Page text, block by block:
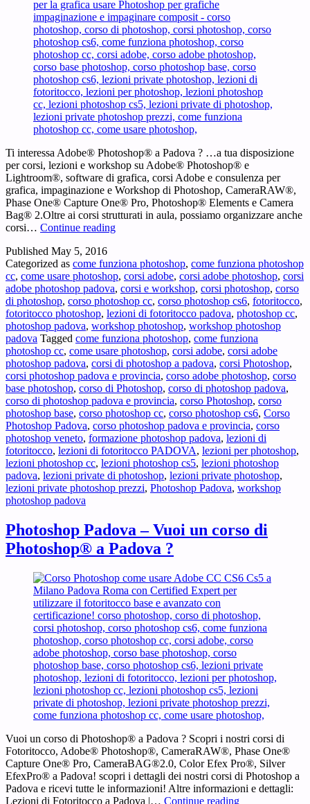
Ti interessa Adobe® Photoshop® a Padova ? …a tua disposizione
per corsi, lezioni e workshop su Adobe® Photoshop® e
Lightroom®, software di grafica, corsi Adobe e consulenza per
grafica, impaginazione e Workshop di Photoshop, CameraRAW®,
Phase One® Capture One® Pro, Photoshop® Elements e Camera
Bag® 2.Oltre ai corsi strutturati in aula, possiamo organizzare anche
corsi… Continue readingAdobe
–
Ti
interessa
Adobe®
Photoshop®
a
Padova
?
Published May 5, 2016
Categorized as come funziona photoshop, come funziona photoshop
cc, come usare photoshop, corsi adobe, corsi adobe photoshop, corsi
adobe photoshop padova, corsi e workshop, corsi photoshop, corso
di photoshop, corso photoshop cc, corso photoshop cs6, fotoritocco,
fotoritocco photoshop, lezioni di fotoritocco padova, photoshop cc,
photoshop padova, workshop photoshop, workshop photoshop
padova Tagged come funziona photoshop, come funziona
photoshop cc, come usare photoshop, corsi adobe, corsi adobe
photoshop padova, corsi di photoshop a padova, corsi Photoshop,
corsi photoshop padova e provincia, corso adobe photoshop, corso
base photoshop, corso di Photoshop, corso di photoshop padova,
corso di photoshop padova e provincia, corso Photoshop, corso
photoshop base, corso photoshop cc, corso photoshop cs6, Corso
Photoshop Padova, corso photoshop padova e provincia, corso
photoshop veneto, formazione photoshop padova, lezioni di
fotoritocco, lezioni di fotoritocco PADOVA, lezioni per photoshop,
lezioni photoshop cc, lezioni photoshop cs5, lezioni photoshop
padova, lezioni private di photoshop, lezioni private photoshop,
lezioni private photoshop prezzi, Photoshop Padova, workshop
photoshop padova
Photoshop Padova – Vuoi un corso di
Photoshop® a Padova ?
Vuoi un corso di Photoshop® a Padova ? Scopri i nostri corsi di
Fotoritocco, Adobe® Photoshop®, CameraRAW®, Phase One®
Capture One® Pro, CameraBAG®2.0, Color Efex Pro®, Silver
EfexPro® a Padova! scopri i dettagli dei nostri corsi di Photoshop a
Padova e ricevi tutte le informazioni! Altre informazioni e dettagli:
Lezioni di Fotoritocco a Padova |… Continue readingPhotoshop